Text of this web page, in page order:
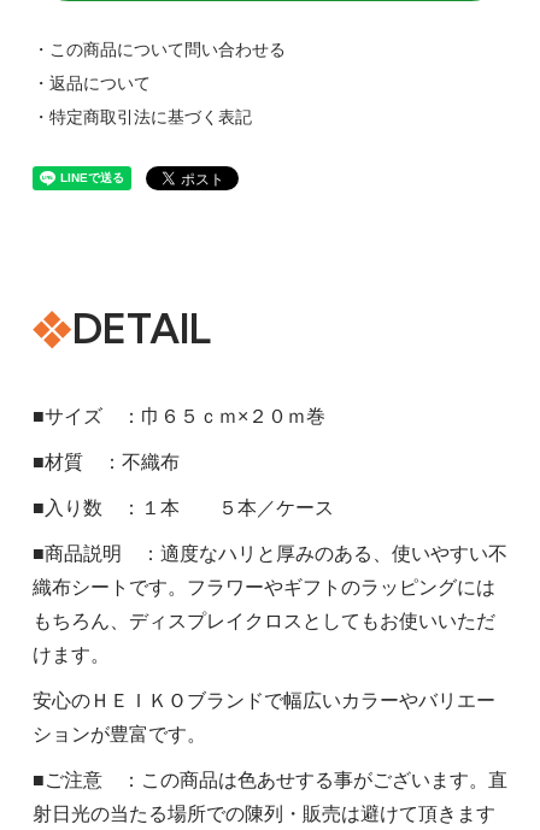
・この商品について問い合わせる
・返品について
・特定商取引法に基づく表記
DETAIL
■サイズ ：巾６５ｃｍ×２０ｍ巻
■材質 ：不織布
■入り数 ：１本 ５本／ケース
■商品説明 ：適度なハリと厚みのある、使いやすい不
織布シートです。フラワーやギフトのラッピングには
もちろん、ディスプレイクロスとしてもお使いいただ
けます。
安心のＨＥＩＫＯブランドで幅広いカラーやバリエー
ションが豊富です。
■ご注意 ：この商品は色あせする事がございます。直
射日光の当たる場所での陳列・販売は避けて頂きます